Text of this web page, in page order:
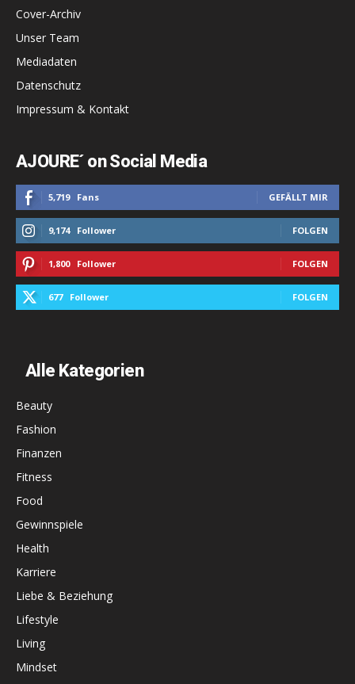
Cover-Archiv
Unser Team
Mediadaten
Datenschutz
Impressum & Kontakt
AJOURE´ on Social Media
5,719 Fans GEFÄLLT MIR
9,174 Follower FOLGEN
1,800 Follower FOLGEN
677 Follower FOLGEN
Alle Kategorien
Beauty
Fashion
Finanzen
Fitness
Food
Gewinnspiele
Health
Karriere
Liebe & Beziehung
Lifestyle
Living
Mindset